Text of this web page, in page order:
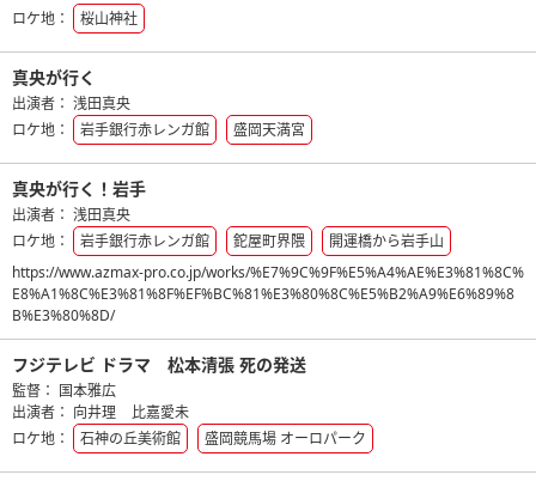
ロケ地： 桜山神社
真央が行く
出演者： 浅田真央
ロケ地：
岩手銀行赤レンガ館 盛岡天満宮
真央が行く！岩手
出演者： 浅田真央
ロケ地：
岩手銀行赤レンガ館 鉈屋町界隈
開運橋から岩手山
https://www.azmax-pro.co.jp/works/%E7%9C%9F%E5%A4%AE%E3%81%8C%
E8%A1%8C%E3%81%8F%EF%BC%81%E3%80%8C%E5%B2%A9%E6%89%8
B%E3%80%8D/
フジテレビ ドラマ 松本清張 死の発送
監督： 国本雅広
出演者： 向井理
比嘉愛未
ロケ地：
石神の丘美術館 盛岡競馬場 オーロパーク